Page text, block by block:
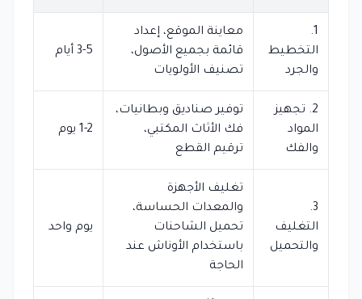
1.
التخطيط
والجرد
معاينة الموقع، إعداد
قائمة بجميع الأصول،
تصنيف الأولويات
3-5 أيام
2. تجهيز
المواد
والفك
توفير صناديق وبطانيات،
فك الأثاث المكتبي،
ترقيم القطع
1-2 يوم
3.
التغليف
والتحميل
تغليف الأجهزة
والمعدات الحساسة،
تحميل الشاحنات
باستخدام الأوناش عند
الحاجة
يوم واحد